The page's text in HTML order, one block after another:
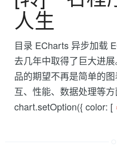
人生
目录 ECharts 异步加载
去几年中取得了巨大进
品的期望不再是简单的
互、性能、数据处理等方
chart.setOption({ color: [